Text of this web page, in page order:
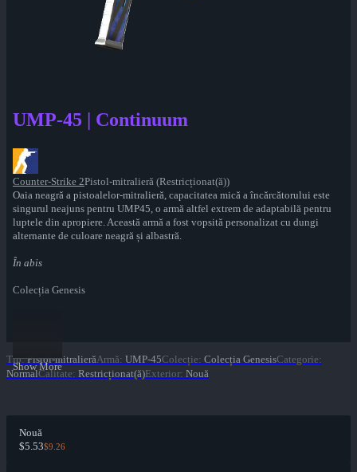
UMP-45 | Continuum
Counter-Strike 2Pistol-mitralieră (Restricționat(ă))
Oaia neagră a pistoalelor-mitralieră, capacitatea mică a încărcătorului este
singurul neajuns pentru UMP45, o armă altfel extrem de adaptabilă pentru
luptele din apropiere. Această armă a fost vopsită personalizat cu dungi
alternante de culoare neagră și albastră.
În abis
Colecția Genesis
Show More
Tip: Pistol-mitralierăArmă: UMP-45Colecție: Colecția GenesisCategorie:
NormalCalitate: Restricționat(ă)Exterior: Nouă
Nouă
$5.53$9.26